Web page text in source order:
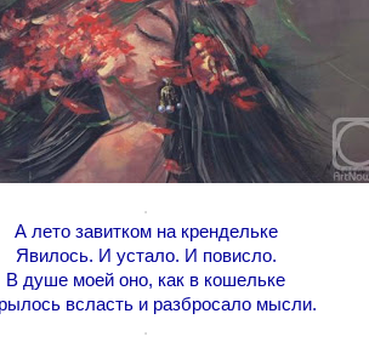
.
А лето завитком на крендельке
Явилось. И устало. И повисло.
В душе моей оно, как в кошельке
всласть и разбросало мысли.
.